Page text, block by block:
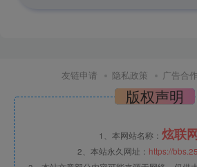
友链申请 隐私政策 广告合作
版权声明
1、本网站名称： 炫联
2、本站永久网址： https://